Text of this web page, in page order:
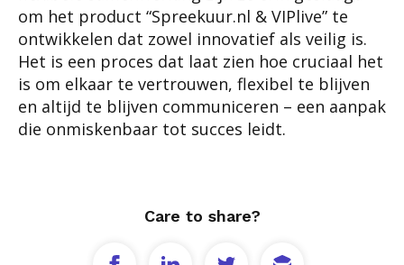
om het product “Spreekuur.nl & VIPlive” te
ontwikkelen dat zowel innovatief als veilig is.
Het is een proces dat laat zien hoe cruciaal het
is om elkaar te vertrouwen, flexibel te blijven
en altijd te blijven communiceren – een aanpak
die onmiskenbaar tot succes leidt.
Care to share?